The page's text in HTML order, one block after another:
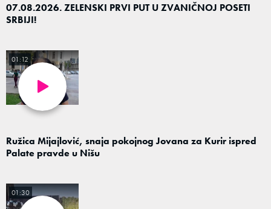
07.08.2026. ZELENSKI PRVI PUT U ZVANIČNOJ POSETI
SRBIJI!
Ružica Mijajlović, snaja pokojnog Jovana za Kurir ispred
Palate pravde u Nišu
01:12
01:30